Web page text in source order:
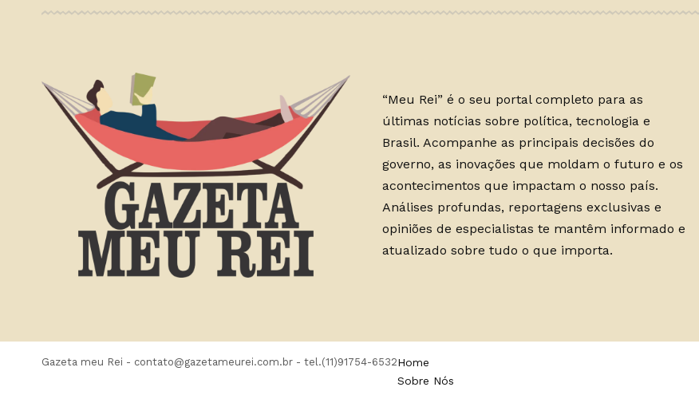
“Meu Rei” é o seu portal completo para as
últimas notícias sobre política, tecnologia e
Brasil. Acompanhe as principais decisões do
governo, as inovações que moldam o futuro e os
acontecimentos que impactam o nosso país.
Análises profundas, reportagens exclusivas e
opiniões de especialistas te mantêm informado e
atualizado sobre tudo o que importa.
Gazeta meu Rei - contato@gazetameurei.com.br - tel.(11)91754-6532Home
Sobre Nós